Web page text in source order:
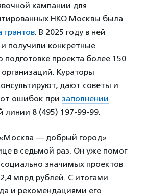
кампании для
НКО Москвы была
грантов. В 2025 году в ней
получили конкретные
проекта более 150
Кураторы
дают советы и
ошибок при заполнении
линии 8 (495) 197-99-99.
«Москва — добрый город»
в седьмой раз. Он уже помог
значимых проектов
млрд рублей. С итогами
и рекомендациями его